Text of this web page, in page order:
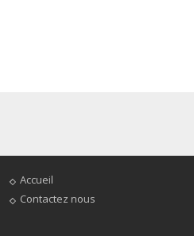
Accueil
Contactez nous